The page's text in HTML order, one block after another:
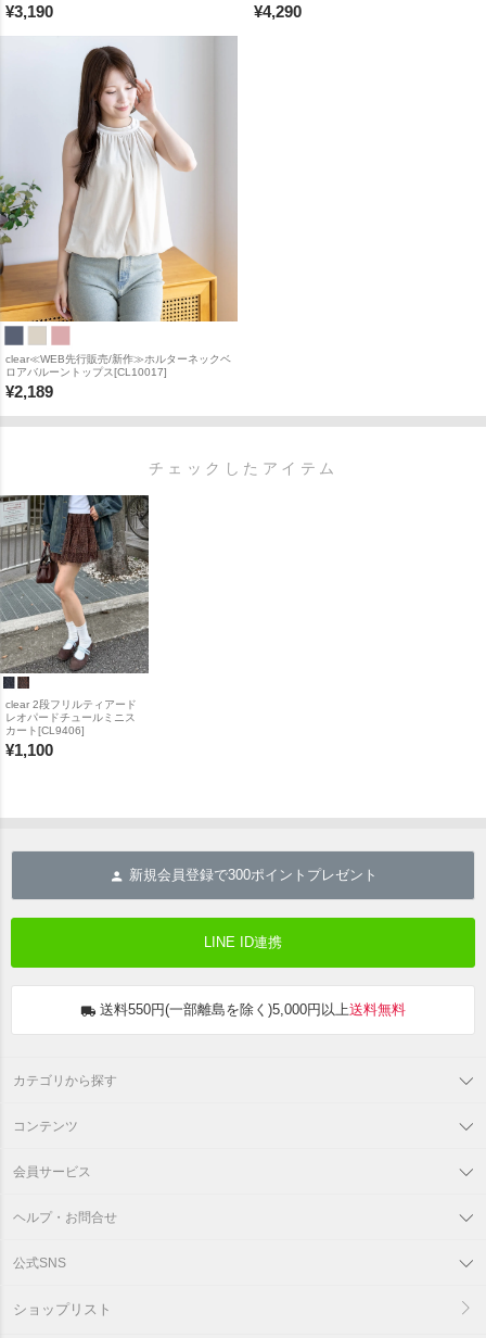
¥3,190 ¥4,290
clear≪WEB先行販売/新作≫ホルターネックベ
ロアバルーントップス[CL10017]
¥2,189
チェックしたアイテム
clear 2段フリルティアード
レオパードチュールミニス
カート[CL9406]
¥1,100
新規会員登録で300ポイントプレゼント
LINE ID連携
送料550円(一部離島を除く)5,000円以上送料無料
カテゴリから探す
コンテンツ
会員サービス
ヘルプ・お問合せ
公式SNS
ショップリスト